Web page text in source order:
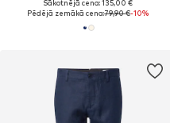
Sākotnējā cena: 135,00 €
Pēdējā zemākā cena:79,90 €-10%